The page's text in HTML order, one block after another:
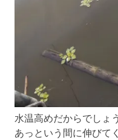
水温高めだからでしょ
あっという間に伸びて